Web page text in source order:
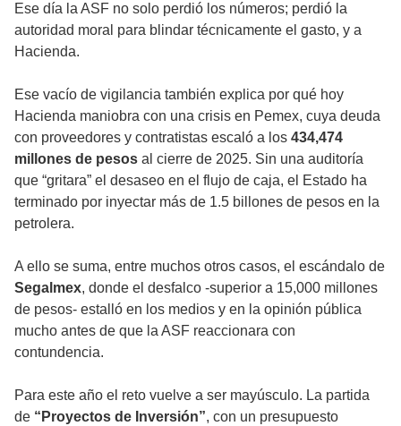
Ese día la ASF no solo perdió los números; perdió la
autoridad moral para blindar técnicamente el gasto, y a
Hacienda.
Ese vacío de vigilancia también explica por qué hoy
Hacienda maniobra con una crisis en Pemex, cuya deuda
con proveedores y contratistas escaló a los 434,474
millones de pesos al cierre de 2025. Sin una auditoría
que “gritara” el desaseo en el flujo de caja, el Estado ha
terminado por inyectar más de 1.5 billones de pesos en la
petrolera.
A ello se suma, entre muchos otros casos, el escándalo de
Segalmex, donde el desfalco -superior a 15,000 millones
de pesos- estalló en los medios y en la opinión pública
mucho antes de que la ASF reaccionara con
contundencia.
Para este año el reto vuelve a ser mayúsculo. La partida
de “Proyectos de Inversión”, con un presupuesto